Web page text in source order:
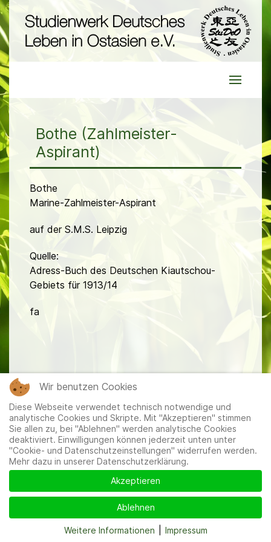
Bothe (Zahlmeister-
Aspirant)
Bothe
Marine-Zahlmeister-Aspirant
auf der S.M.S. Leipzig
Quelle:
Adress-Buch des Deutschen Kiautschou-
Gebiets für 1913/14
fa
Mitglieder Impressum Datenschutzerklärung
Cookie-
und Datenschutzeinstellungen
Wir benutzen Cookies
Diese Webseite verwendet technisch notwendige und
analytische Cookies und Skripte. Mit "Akzeptieren" stimmen
Sie allen zu, bei "Ablehnen" werden analytische Cookies
deaktiviert. Einwilligungen können jederzeit unten unter
"Cookie- und Datenschutzeinstellungen" widerrufen werden.
Mehr dazu in unserer Datenschutzerklärung.
Akzeptieren
Ablehnen
Weitere Informationen Impressum